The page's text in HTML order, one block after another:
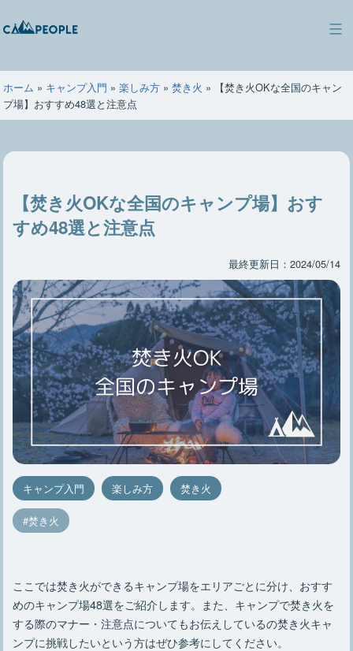
ン
ツ
へ
ス
ッ
キ
ン
ピ
ー
ホーム » キャンプ入門 » 楽しみ方» 焚き火 »
【焚き火OKな全国のキャン
プ場】おすすめ48選と注意点
【焚き火OKな全国のキャンプ場】おす
すめ48選と注意点
最終更新日：2024/05/14
キャンプ入門 楽しみ方 焚き火
焚き火
ここでは焚き火ができるキャンプ場をエリアごとに分け、おすす
めのキャンプ場48選をご紹介します。また、キャンプで焚き火を
する際のマナー・注意点についてもお伝えしているの焚き火キャ
ンプに挑戦したいという方はぜひ参考にしてください。